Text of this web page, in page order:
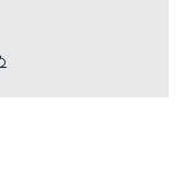
ショッピングで見る